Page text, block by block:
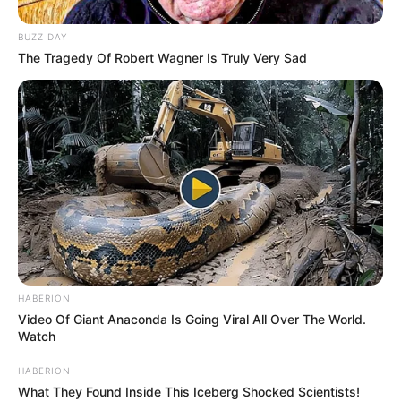
Publicus Intézet májusi pártpreferencia-felmérése
BUZZ DAY
The Tragedy Of Robert Wagner Is Truly Very Sad
HABERION
Video Of Giant Anaconda Is Going Viral All Over The World.
Watch
HABERION
What They Found Inside This Iceberg Shocked Scientists!